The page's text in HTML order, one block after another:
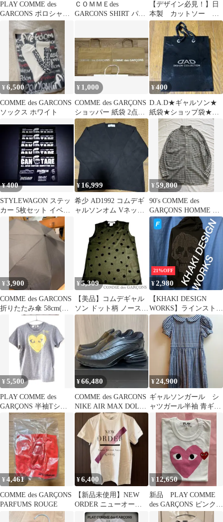
PLAY COMME des
GARCONS ポロシャツ
ブラック S
ＣＯＭＭＥdes
GARCONS SHIRT パン
【デザイン必見！】日
本製 カットソー
DISREV
¥6,500
COMME des GARCONS
ソックス ホワイト
¥ 1,000
COMME des GARÇONS
ショッパー 紙袋 2点セ
ット
¥400
D.A.D★ギャルソン★
紙袋★ショップ袋★シ
ョッパー★小サイズ
¥400
STYLEWAGON ステッ
カー 5枚セット イベン
ト記念品
¥ 16,999
希少 AD1992 コムデギ
ャルソンオム Vネック
コットンニット 黒 田中
¥59,800
90's COMME des
GARÇONS HOMME 田
中オム L/Sシャツ
¥3,900
COMME des GARCONS
折りたたみ傘 58cm(袋
¥ 5,309
【美品】コムデギャル
ソン ドット柄 ノースリ
ーブ カーキ XSサイズ
21%OFF
¥2,980
【KHAKI DESIGN
WORKS】ラインストー
ン スカル パーカー
¥5,500
PLAY COMME des
GARÇONS 半袖Tシャ
ツ ゴールド
¥66,480
COMME des GARCONS
NIKE AIR MAX DOLCE
黒
¥24,900
ギャルソンガール シ
ャツガール半袖 青ギン
ガムチェック ロングワ
ンピース 丸襟
¥4,461
COMME des GARÇONS
PARFUMS ROUGE
¥6,400
【新品未使用】NEW
ORDER ニューオーダ
ー 東京公演限定 Ｔシャ
¥ 12,650
新品 PLAY COMME
des GARÇONS ピンクハ
ート Tシャツ M